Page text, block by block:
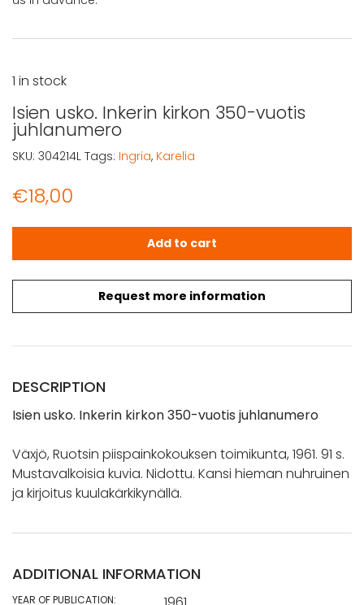
Isien usko. Inkerin kirkon 350-vuotis
juhlanumero
€18,00
Request more information
1 in stock
Isien usko. Inkerin kirkon 350-vuotis juhlanumero
Add to cart
SKU: 304214L Tags: Ingria, Karelia
DESCRIPTION
Isien usko. Inkerin kirkon 350-vuotis juhlanumero
Växjö, Ruotsin piispainkokouksen toimikunta, 1961. 91 s.
Mustavalkoisia kuvia. Nidottu. Kansi hieman nuhruinen
ja kirjoitus kuulakärkikynällä.
ADDITIONAL INFORMATION
YEAR OF PUBLICATION: